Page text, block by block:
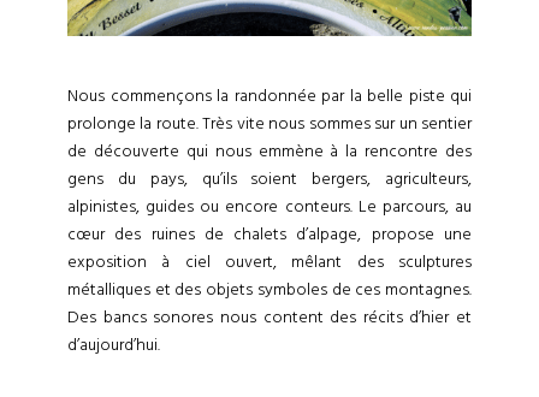
Nous commençons la randonnée par la belle piste qui
prolonge la route. Très vite nous sommes sur un sentier
de découverte qui nous emmène à la rencontre des
gens du pays, qu’ils soient bergers, agriculteurs,
alpinistes, guides ou encore conteurs. Le parcours, au
cœur des ruines de chalets d’alpage, propose une
exposition à ciel ouvert, mêlant des sculptures
métalliques et des objets symboles de ces montagnes.
Des bancs sonores nous content des récits d’hier et
d’aujourd’hui.